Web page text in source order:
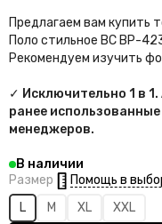
Предлагаем вам купить
Поло стильное BC BP-
Рекомендуем изучить
✓ Исключительно 1 в
ранее
менеджеров.
В наличии
Размер
Помощь в
L
M XL XXL